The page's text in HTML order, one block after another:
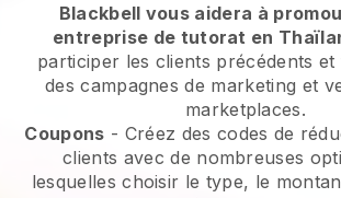
Blackbell vous aidera à
entreprise de tutorat en
participer les clients précédents
des campagnes de marketing et
marketplaces.
Coupons - Créez des codes de
clients avec de nombreuses
lesquelles choisir le type, le